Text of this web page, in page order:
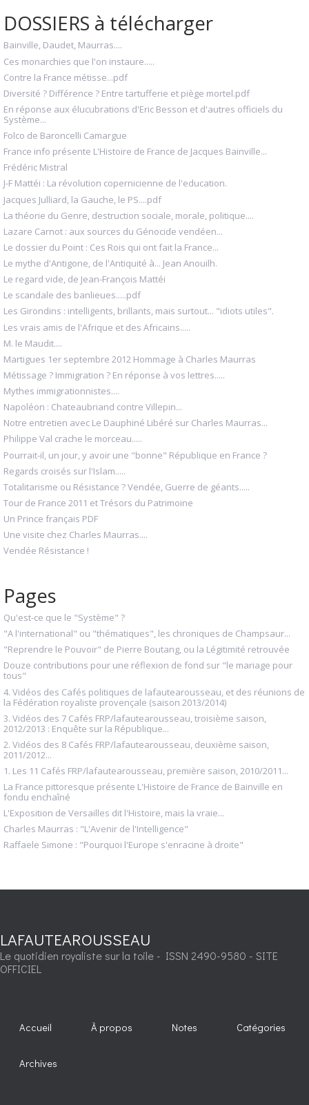
DOSSIERS à télécharger
Bainville, Daudet, Maurras....
Ces monarchies que l'on instaure.....
Contre la France métisse...pdf
Diversité ? Différence ? Entre tartufferie et piège mortel.pdf
En réponse aux élucubrations d'Eric Besson et d'autres officiels du
Système...
Folco de Baroncelli Camargue
France info présente L'Histoire de France de Jacques Bainville...
Frédéric Mistral
J-F Mattéi : La révolution copernicienne de l'education.
Jacques Julliard, la Gauche, le PS....pdf
La théorie du Genre, destruction sociale, morale, politique....
Lazare Carnot : aux sources du Génocide vendéen...
Le dossier du Point : Ces Rois qui ont fait la France...
Le mythe d'Antigone, de l'Antiquité à... Jean Anouilh.
Le regard vide, de Jean-François Mattéi
Le scandale des banlieues.....pdf
Les Girondins : intelligents, brillants, mais surtout... "idiots utiles".
Les vrais amis de l'Afrique et des Africains.....
M. le Maudit....
Martigues 1er septembre 2012 Hommage à Charles Maurras
Métissage ? Immigration ? En réponse à vos lettres.....
Mythes immigrationnistes....
Napoléon : Chateaubriand contre Villepin...
Notre entretien avec Le Dauphiné Libéré sur Charles Maurras...
Philippe Val crache le morceau.....
Pourrait-il, un jour, y avoir une "bonne" République en France ?
Regards croisés sur l'Islam.....
Totalitarisme ou Résistance ? Vendée, Guerre de géants.....
Tour de France 2011 et Trésors du Patrimoine
Un Prince français PDF
Une visite chez Charles Maurras....
Vendée Résistance !
Pages
Qu'est-ce que le "Système" ?
"A l'international" ou "thématiques", les chroniques de Champsaur...
"Reprendre le Pouvoir" de Pierre Boutang, ou la Légitimité retrouvée
Douze contributions pour une réflexion de fond sur "le mariage pour
tous"
4. Vidéos des Cafés politiques de lafautearousseau, et des réunions de
la Fédération royaliste provençale (saison 2013/2014)
3. Vidéos des 7 Cafés FRP/lafautearousseau, troisième saison,
2012/2013 : Enquête sur la République...
2. Vidéos des 8 Cafés FRP/lafautearousseau, deuxième saison,
2011/2012...
1. Les 11 Cafés FRP/lafautearousseau, première saison, 2010/2011...
La France pittoresque présente L'Histoire de France de Bainville en
fondu enchaîné
L'Exposition de Versailles dit l'Histoire, mais la vraie...
Charles Maurras : "L'Avenir de l'Intelligence"
Raffaele Simone : "Pourquoi l'Europe s'enracine à droite"
LAFAUTEAROUSSEAU
Le quotidien royaliste sur la toile - ISSN 2490-9580 - SITE
OFFICIEL
Accueil À propos Notes Catégories
Archives